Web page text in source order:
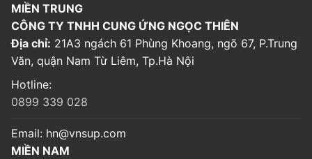
MIỀN TRUNG
CÔNG TY TNHH CUNG ỨNG NGỌC THIÊN
Địa chỉ: 21A3 ngách 61 Phùng Khoang, ngõ 67, P.Trung
Văn, quận Nam Từ Liêm, Tp.Hà Nội
Hotline:
0899 339 028
Email: hn@vnsup.com
MIỀN NAM